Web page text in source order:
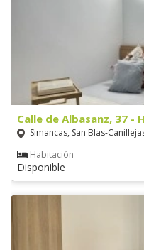
Calle de Albasanz, 37 -
Simancas, San Blas-
Habitación
Disponible